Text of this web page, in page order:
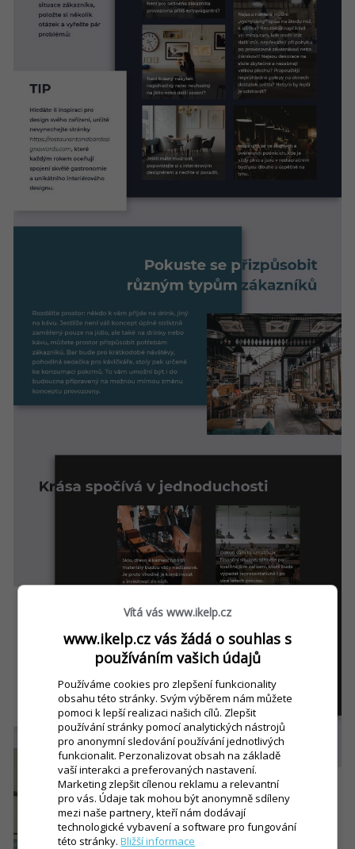
Vítá vás www.ikelp.cz
www.ikelp.cz vás žádá o souhlas s
používáním vašich údajů
Používáme cookies pro zlepšení funkcionality
obsahu této stránky. Svým výběrem nám můžete
pomoci k lepší realizaci našich cílů. Zlepšit
používání stránky pomocí analytických nástrojů
pro anonymní sledování používání jednotlivých
funkcionalit. Perzonalizovat obsah na základě
vaší interakci a preferovaných nastavení.
Marketing zlepšit cílenou reklamu a relevantní
pro vás. Údaje tak mohou být anonymně sdíleny
mezi naše partnery, kteří nám dodávají
technologické vybavení a software pro fungování
této stránky.Bližší informace